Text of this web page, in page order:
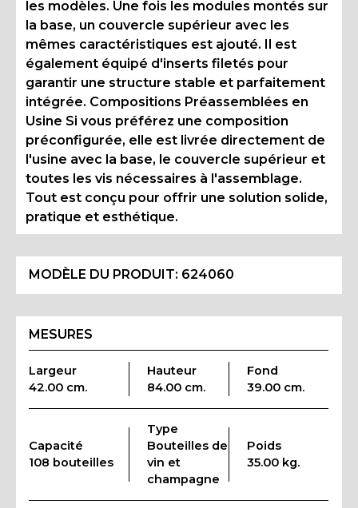
les modèles. Une fois les modules montés sur
la base, un couvercle supérieur avec les
mêmes caractéristiques est ajouté. Il est
également équipé d'inserts filetés pour
garantir une structure stable et parfaitement
intégrée. Compositions Préassemblées en
Usine Si vous préférez une composition
préconfigurée, elle est livrée directement de
l'usine avec la base, le couvercle supérieur et
toutes les vis nécessaires à l'assemblage.
Tout est conçu pour offrir une solution solide,
pratique et esthétique.
MODÈLE DU PRODUIT: 624060
MESURES
Largeur
42.00 cm.
Hauteur
84.00 cm.
Fond
39.00 cm.
Capacité
108 bouteilles
Type
Bouteilles de
vin et
champagne
Poids
35.00 kg.